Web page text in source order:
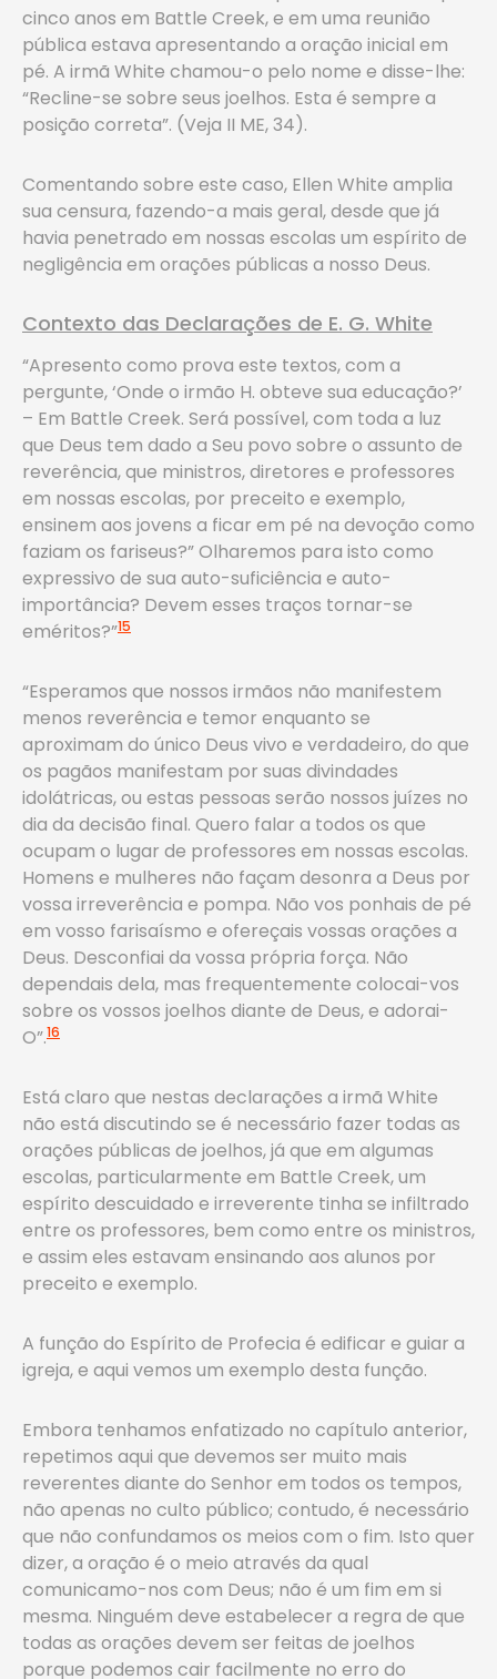
cinco anos em Battle Creek, e em uma reunião
pública estava apresentando a oração inicial em
pé. A irmã White chamou-o pelo nome e disse-lhe:
“Recline-se sobre seus joelhos. Esta é sempre a
posição correta”. (Veja II ME, 34).
Comentando sobre este caso, Ellen White amplia
sua censura, fazendo-a mais geral, desde que já
havia penetrado em nossas escolas um espírito de
negligência em orações públicas a nosso Deus.
Contexto das Declarações de E. G. White
“Apresento como prova este textos, com a
pergunte, ‘Onde o irmão H. obteve sua educação?’
– Em Battle Creek. Será possível, com toda a luz
que Deus tem dado a Seu povo sobre o assunto de
reverência, que ministros, diretores e professores
em nossas escolas, por preceito e exemplo,
ensinem aos jovens a ficar em pé na devoção como
faziam os fariseus?” Olharemos para isto como
expressivo de sua auto-suficiência e auto-
importância? Devem esses traços tornar-se
eméritos?”15
“Esperamos que nossos irmãos não manifestem
menos reverência e temor enquanto se
aproximam do único Deus vivo e verdadeiro, do que
os pagãos manifestam por suas divindades
idolátricas, ou estas pessoas serão nossos juízes no
dia da decisão final. Quero falar a todos os que
ocupam o lugar de professores em nossas escolas.
Homens e mulheres não façam desonra a Deus por
vossa irreverência e pompa. Não vos ponhais de pé
em vosso farisaísmo e ofereçais vossas orações a
Deus. Desconfiai da vossa própria força. Não
dependais dela, mas frequentemente colocai-vos
sobre os vossos joelhos diante de Deus, e adorai-
O”.16
Está claro que nestas declarações a irmã White
não está discutindo se é necessário fazer todas as
orações públicas de joelhos, já que em algumas
escolas, particularmente em Battle Creek, um
espírito descuidado e irreverente tinha se infiltrado
entre os professores, bem como entre os ministros,
e assim eles estavam ensinando aos alunos por
preceito e exemplo.
A função do Espírito de Profecia é edificar e guiar a
igreja, e aqui vemos um exemplo desta função.
Embora tenhamos enfatizado no capítulo anterior,
repetimos aqui que devemos ser muito mais
reverentes diante do Senhor em todos os tempos,
não apenas no culto público; contudo, é necessário
que não confundamos os meios com o fim. Isto quer
dizer, a oração é o meio através da qual
comunicamo-nos com Deus; não é um fim em si
mesma. Ninguém deve estabelecer a regra de que
todas as orações devem ser feitas de joelhos
porque podemos cair facilmente no erro do